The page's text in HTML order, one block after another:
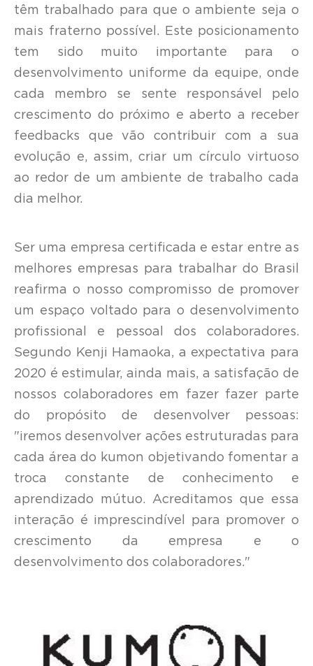
têm trabalhado para que o ambiente seja o
mais fraterno possível. Este posicionamento
tem sido muito importante para o
desenvolvimento uniforme da equipe, onde
cada membro se sente responsável pelo
crescimento do próximo e aberto a receber
feedbacks que vão contribuir com a sua
evolução e, assim, criar um círculo virtuoso
ao redor de um ambiente de trabalho cada
dia melhor.
Ser uma empresa certificada e estar entre as
melhores empresas para trabalhar do Brasil
reafirma o nosso compromisso de promover
um espaço voltado para o desenvolvimento
profissional e pessoal dos colaboradores.
Segundo Kenji Hamaoka, a expectativa para
2020 é estimular, ainda mais, a satisfação de
nossos colaboradores em fazer fazer parte
do propósito de desenvolver pessoas:
"iremos desenvolver ações estruturadas para
cada área do kumon objetivando fomentar a
troca constante de conhecimento e
aprendizado mútuo. Acreditamos que essa
interação é imprescindível para promover o
crescimento da empresa e o
desenvolvimento dos colaboradores."